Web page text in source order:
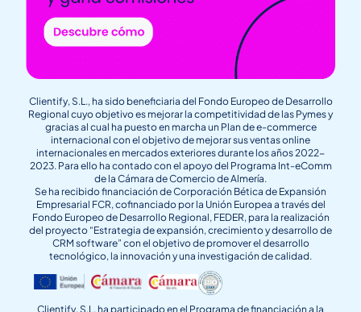
Clientify, S.L., ha sido beneficiaria del Fondo Europeo de Desarrollo
Regional cuyo objetivo es mejorar la competitividad de las Pymes y
gracias al cual ha puesto en marcha un Plan de e-commerce
internacional con el objetivo de mejorar sus ventas online
internacionales en mercados exteriores durante los años 2022-
2023. Para ello ha contado con el apoyo del Programa Int-eComm
de la Cámara de Comercio de Almería.
Se ha recibido financiación de Corporación Bética de Expansión
Empresarial FCR, cofinanciado por la Unión Europea a través del
Fondo Europeo de Desarrollo Regional, FEDER, para la realización
del proyecto “Estrategia de expansión, crecimiento y desarrollo de
CRM software” con el objetivo de promover el desarrollo
tecnológico, la innovación y una investigación de calidad.
Clientify, S.L. ha participado en el Programa de financiación a la